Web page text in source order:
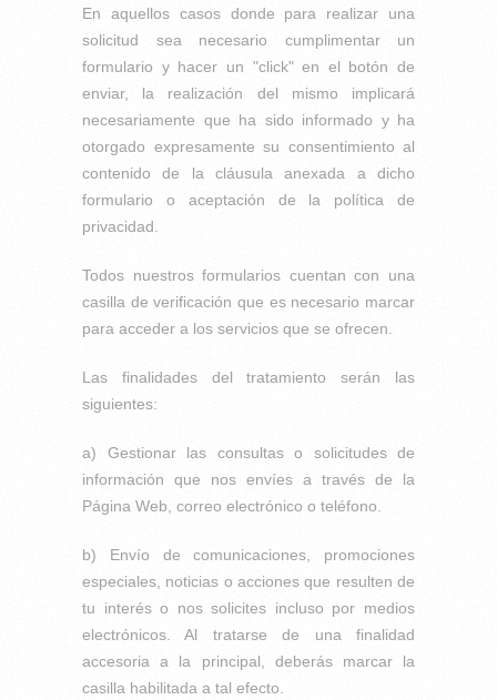
En aquellos casos donde para realizar una
solicitud sea necesario cumplimentar un
formulario y hacer un "click" en el botón de
enviar, la realización del mismo implicará
necesariamente que ha sido informado y ha
otorgado expresamente su consentimiento al
contenido de la cláusula anexada a dicho
formulario o aceptación de la política de
privacidad.
Todos nuestros formularios cuentan con una
casilla de verificación que es necesario marcar
para acceder a los servicios que se ofrecen.
Las finalidades del tratamiento serán las
siguientes:
a) Gestionar las consultas o solicitudes de
información que nos envíes a través de la
Página Web, correo electrónico o teléfono.
b) Envío de comunicaciones, promociones
especiales, noticias o acciones que resulten de
tu interés o nos solicites incluso por medios
electrónicos. Al tratarse de una finalidad
accesoria a la principal, deberás marcar la
casilla habilitada a tal efecto.